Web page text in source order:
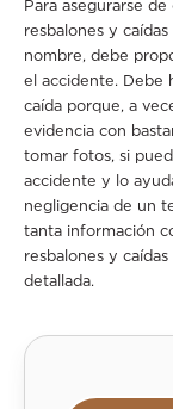
Para asegurarse
resbalones y
nombre, debe
el accidente. Debe
caída porque, a
evidencia con
tomar fotos, si
accidente y lo
negligencia de un
tanta información
resbalones y
detallada.